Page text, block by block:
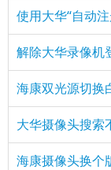
使用大华“自动
解除大华录像机
海康双光源切换
大华摄像头搜索
海康摄像头换个